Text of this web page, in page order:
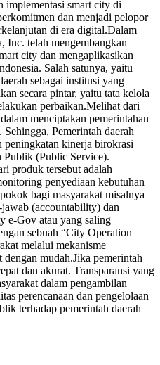
implementasi smart city di
dan menjadi pelopor
di era digital.Dalam
Inc. telah mengembangkan
city dan mengaplikasikan
Salah satunya, yaitu
sebagai institusi yang
secara pintar, yaitu tata kelola
perbaikan.Melihat dari
menciptakan pemerintahan
Pemerintah daerah
peningkatan kinerja birokrasi
Publik (Public Service). –
produk tersebut adalah
penyediaan kebutuhan
bagi masyarakat misalnya
(accountability) dan
e-Gov atau yang saling
sebuah “City Operation
melalui mekanisme
mudah.Jika pemerintah
dan akurat. Transparansi yang
dalam pengambilan
perencanaan dan pengelolaan
terhadap pemerintah daerah